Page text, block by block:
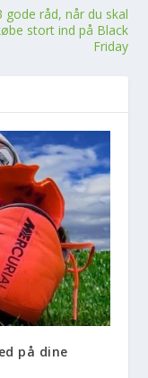
gode råd, når du skal
stort ind på Black
Friday
på dine